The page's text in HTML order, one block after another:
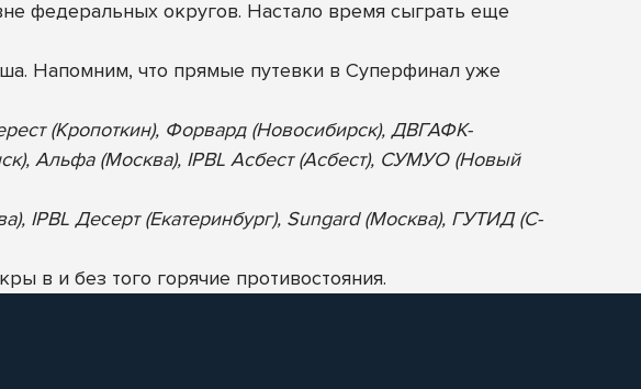
федеральных округов. Настало время сыграть еще
Напомним, что прямые путевки в Суперфинал уже
(Кропоткин), Форвард (Новосибирск), ДВГАФК-
Альфа (Москва), IPBL Асбест (Асбест), СУМУО (Новый
IPBL Десерт (Екатеринбург), Sungard (Москва), ГУТИД (С-
в и без того горячие противостояния.